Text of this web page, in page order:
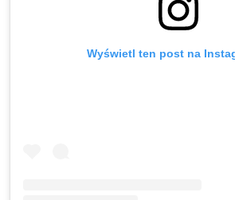
Wyświetl ten post na